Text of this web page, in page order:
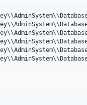
\\AdminSystem\\
\\AdminSystem\\
\\AdminSystem\\
\\AdminSystem\\
\\AdminSystem\\
\\AdminSystem\\